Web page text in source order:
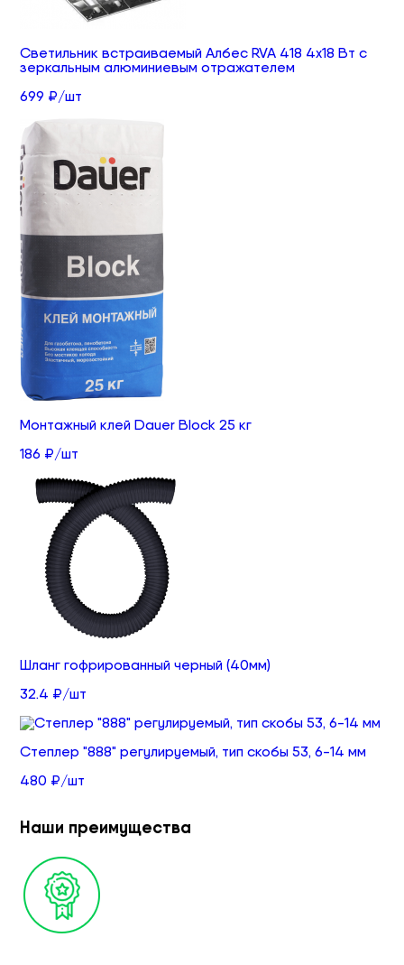
Светильник встраиваемый Албес RVA 418 4х18 Вт с
зеркальным алюминиевым отражателем
699 ₽/шт
Монтажный клей Dauer Block 25 кг
186 ₽/шт
Шланг гофрированный черный (40мм)
32.4 ₽/шт
Степлер "888" регулируемый, тип скобы 53, 6-14 мм
480 ₽/шт
Наши преимущества